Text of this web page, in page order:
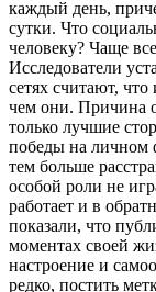
каждый день,
сутки. Что
человеку? Чаще
Исследователи
сетях считают,
чем они. Причина
только лучшие
победы на личном
тем больше
особой роли не
работает и в
показали, что
моментах своей
настроение и
редко, постить